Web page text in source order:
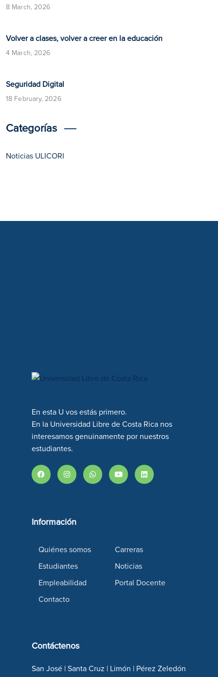
8 March, 2026
Volver a clases, volver a creer en la educación
4 March, 2026
​​Seguridad Digital​
18 February, 2026
Categorías
Noticias ULICORI
En esta U vos estás primero.
En la Universidad Libre de Costa Rica nos
interesamos genuinamente por nuestros
estudiantes.
Información
Quiénes somos Carreras
Estudiantes Noticias
Empleabilidad Portal Docente
Contacto
Contáctenos
San José | Santa Cruz | Limón | Pérez Zeledón